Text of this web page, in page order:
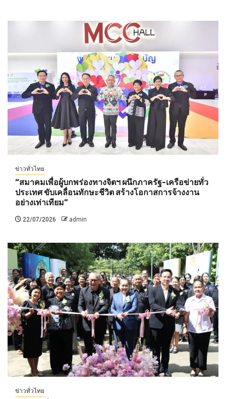
ข่าวทั่วไทย
“สมาคมเพื่อผู้บกพร่องทางจิตฯ ผนึกภาครัฐ-เครือข่ายทั่ว
ประเทศ ขับเคลื่อนทักษะชีวิต สร้างโอกาสการจ้างงาน
อย่างเท่าเทียม”
22/07/2026 admin
ข่าวทั่วไทย